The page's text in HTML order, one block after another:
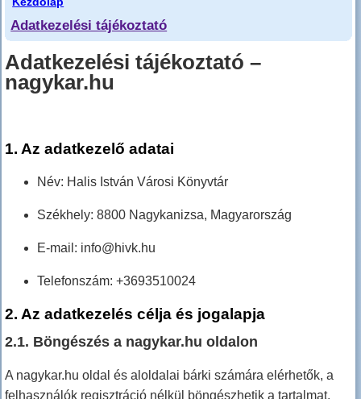
Adatkezelési tájékoztató
Adatkezelési tájékoztató –
nagykar.hu
1. Az adatkezelő adatai
Név: Halis István Városi Könyvtár
Székhely: 8800 Nagykanizsa, Magyarország
E-mail: info@hivk.hu
Telefonszám: +3693510024
2. Az adatkezelés célja és jogalapja
2.1. Böngészés a nagykar.hu oldalon
A nagykar.hu oldal és aloldalai bárki számára elérhetők, a
felhasználók regisztráció nélkül böngészhetik a tartalmat.